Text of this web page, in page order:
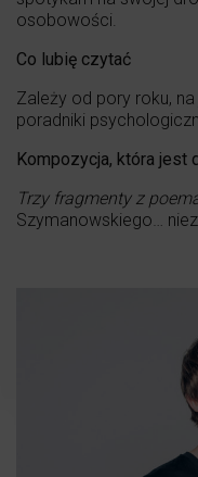
osobowości.
Co lubię czytać
Zależy od pory roku,
poradniki
Kompozycja, która jest
Trzy fragmenty z
Szymanowskiego…